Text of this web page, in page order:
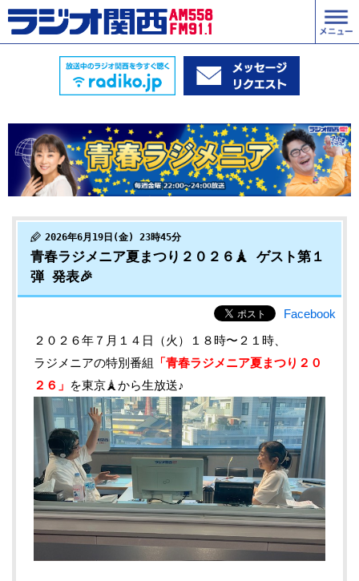
2026年6月19日(金) 23時45分
青春ラジメニア夏まつり２０２６🗼 ゲスト第１
弾 発表🎉
Facebook
２０２６年７月１４日（火）１８時〜２１時、
ラジメニアの特別番組
「青春ラジメニア夏まつり２０
２６」 を東京🗼から生放送♪